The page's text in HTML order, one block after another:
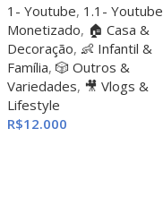
1- Youtube, 1.1- Youtube
Monetizado, 🏠 Casa &
Decoração, 👶 Infantil &
Família, 🎲 Outros &
Variedades, 🎥 Vlogs &
Lifestyle
R$12.000